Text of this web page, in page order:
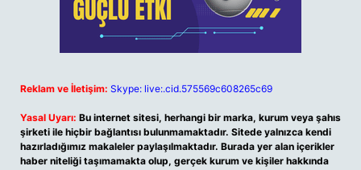
Reklam ve İletişim: Skype: live:.cid.575569c608265c69
Yasal Uyarı: Bu internet sitesi, herhangi bir marka, kurum veya şahıs
şirketi ile hiçbir bağlantısı bulunmamaktadır. Sitede yalnızca kendi
hazırladığımız makaleler paylaşılmaktadır. Burada yer alan içerikler
haber niteliği taşımamakta olup, gerçek kurum ve kişiler hakkında